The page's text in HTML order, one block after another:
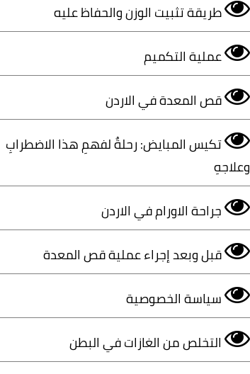
طريقة تثبيت الوزن والحفاظ عليه
عملية التكميم
قص المعدة في الاردن
تكيس المبايض: رحلةٌ لفهمِ هذا الاضطرابِ
وعلاجهِ
جراحة الاورام في الاردن
قبل وبعد إجراء عملية قص المعدة
سياسة الخصوصية
التخلص من الغازات في البطن